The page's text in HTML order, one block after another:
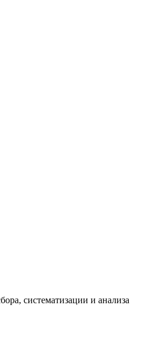
систематизации и анализа